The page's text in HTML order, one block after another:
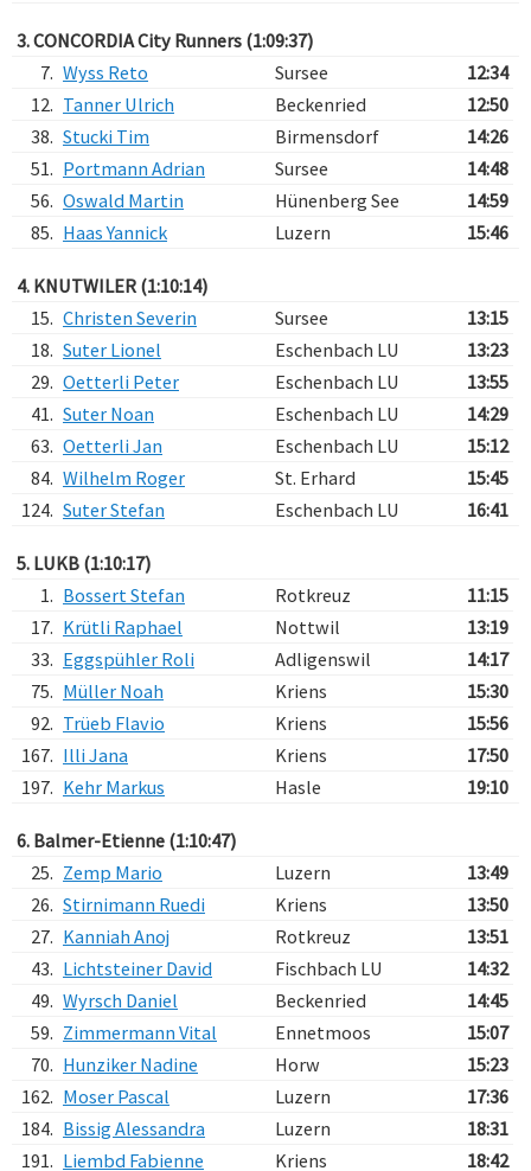
3. CONCORDIA City Runners (1:09:37)
7. Wyss Reto Sursee
12:34
12. Tanner Ulrich Beckenried
12:50
38. Stucki Tim Birmensdorf
14:26
51. Portmann Adrian Sursee
14:48
56. Oswald Martin Hünenberg See
14:59
85. Haas Yannick Luzern 15:46
4. KNUTWILER (1:10:14)
15. Christen Severin Sursee
13:15
18. Suter Lionel Eschenbach LU
13:23
29. Oetterli Peter Eschenbach LU
13:55
41. Suter Noan Eschenbach LU
14:29
63. Oetterli Jan Eschenbach LU
15:12
84. Wilhelm Roger St. Erhard
15:45
124. Suter Stefan Eschenbach LU 16:41
5. LUKB (1:10:17)
1. Bossert Stefan Rotkreuz
11:15
17. Krütli Raphael Nottwil
13:19
33. Eggspühler Roli Adligenswil
14:17
75. Müller Noah Kriens
15:30
92. Trüeb Flavio Kriens
15:56
167. Illi Jana Kriens
17:50
197. Kehr Markus Hasle 19:10
6. Balmer-Etienne (1:10:47)
25. Zemp Mario Luzern
13:49
26. Stirnimann Ruedi Kriens
13:50
27. Kanniah Anoj Rotkreuz
13:51
43. Lichtsteiner David Fischbach LU
14:32
49. Wyrsch Daniel Beckenried
14:45
59. Zimmermann Vital Ennetmoos
15:07
70. Hunziker Nadine Horw
15:23
162. Moser Pascal Luzern
17:36
184. Bissig Alessandra Luzern
18:31
191. Liembd Fabienne Kriens
18:42